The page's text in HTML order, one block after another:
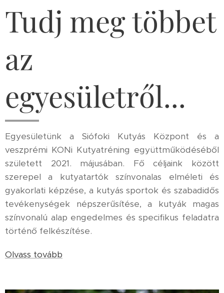
Tudj meg többet
az
egyesületről...
Egyesületünk a Siófoki Kutyás Központ és a
veszprémi KONi Kutyatréning együttműködéséből
született 2021. májusában. Fő céljaink között
szerepel a kutyatartók színvonalas elméleti és
gyakorlati képzése, a kutyás sportok és szabadidős
tevékenységek népszerűsítése, a kutyák magas
színvonalú alap engedelmes és specifikus feladatra
történő felkészítése.
Olvass tovább